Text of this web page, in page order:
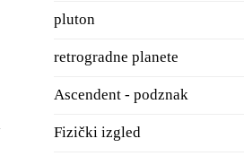
pluton
retrogradne planete
Ascendent - podznak
Fizički izgled